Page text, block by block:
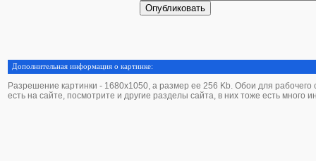
Дополнительная информация о картинке:
Разрешение картинки - 1680х1050, а размер ее 256 Kb. Обои для рабочего
есть на сайте, посмотрите и другие разделы сайта, в них тоже есть много